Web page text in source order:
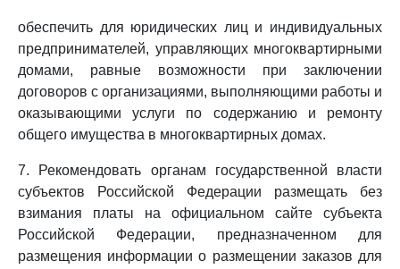
обеспечить для юридических лиц и индивидуальных
предпринимателей, управляющих многоквартирными
домами, равные возможности при заключении
договоров с организациями, выполняющими работы и
оказывающими услуги по содержанию и ремонту
общего имущества в многоквартирных домах.
7. Рекомендовать органам государственной власти
субъектов Российской Федерации размещать без
взимания платы на официальном сайте субъекта
Российской Федерации, предназначенном для
размещения информации о размещении заказов для